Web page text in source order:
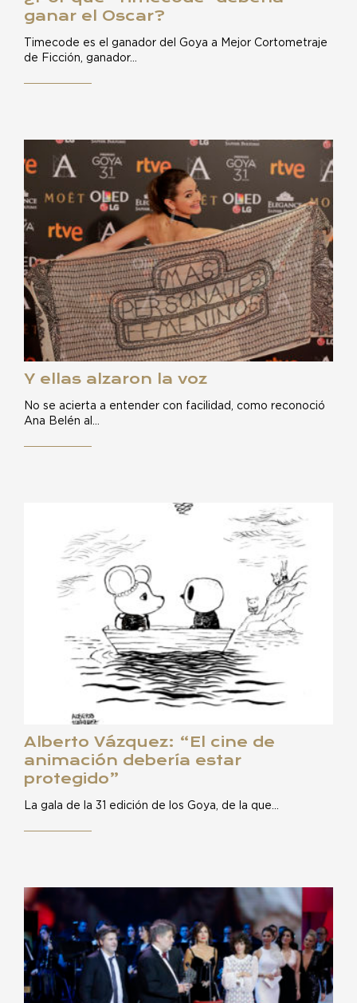
ganar el Oscar?
Timecode es el ganador del Goya a Mejor Cortometraje
de Ficción, ganador…
Y ellas alzaron la voz
No se acierta a entender con facilidad, como reconoció
Ana Belén al…
Alberto Vázquez: “El cine de
animación debería estar
protegido”
La gala de la 31 edición de los Goya, de la que…